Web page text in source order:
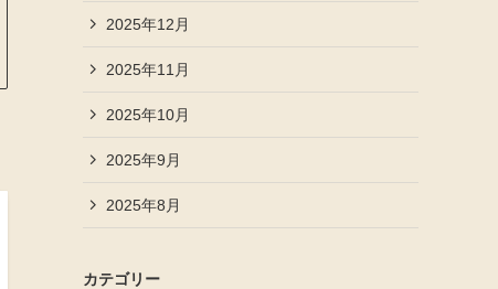
2025年12月
2025年11月
2025年10月
2025年9月
2025年8月
カテゴリー